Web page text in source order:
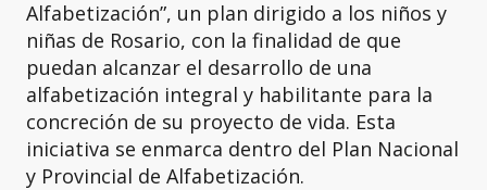
Alfabetización”, un plan dirigido a los niños y
niñas de Rosario, con la finalidad de que
puedan alcanzar el desarrollo de una
alfabetización integral y habilitante para la
concreción de su proyecto de vida. Esta
iniciativa se enmarca dentro del Plan Nacional
y Provincial de Alfabetización.